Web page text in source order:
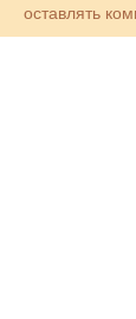
оставлять